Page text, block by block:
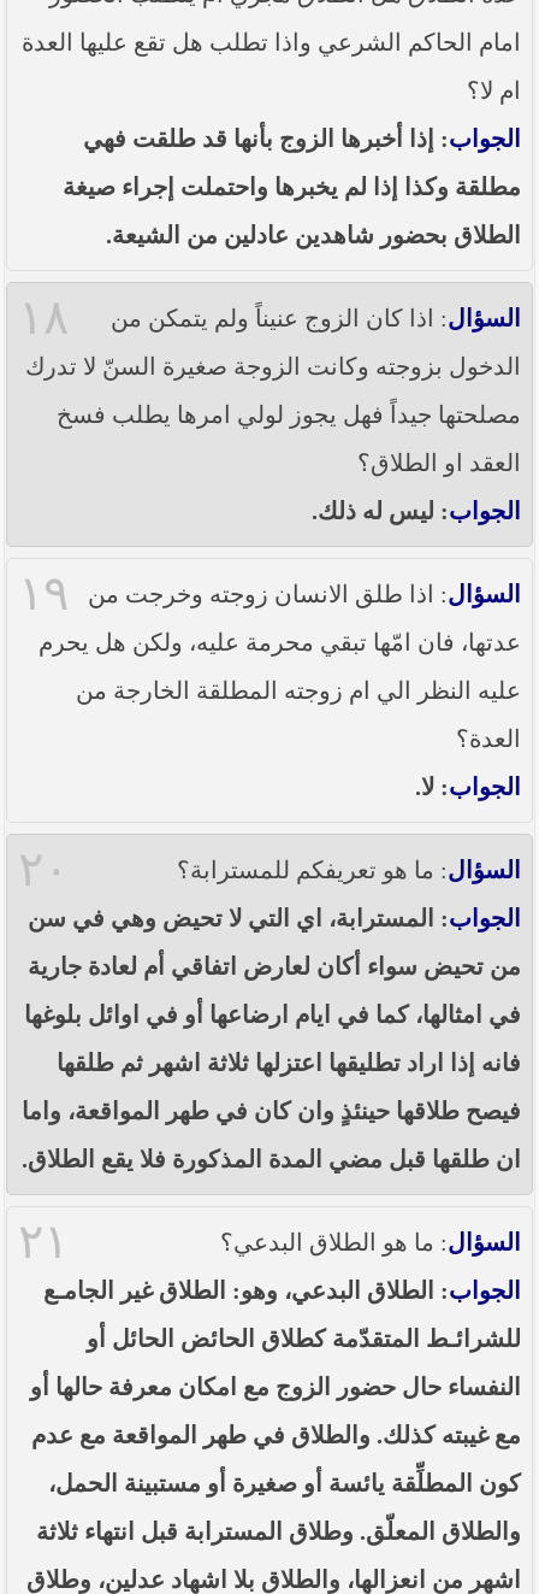
امام الحاكم الشرعي واذا تطلب هل تقع عليها العدة
ام لا؟
الجواب: إذا أخبرها الزوج بأنها قد طلقت فهي
مطلقة وكذا إذا لم يخبرها واحتملت إجراء صيغة
الطلاق بحضور شاهدين عادلين من الشيعة.
١٨ السؤال: اذا كان الزوج عنيناً ولم يتمكن من
الدخول بزوجته وكانت الزوجة صغيرة السنّ لا تدرك
مصلحتها جيداً فهل يجوز لولي امرها يطلب فسخ
العقد او الطلاق؟
الجواب: ليس له ذلك.
١٩ السؤال: اذا طلق الانسان زوجته وخرجت من
عدتها، فان امّها تبقي محرمة عليه، ولكن هل يحرم
عليه النظر الي ام زوجته المطلقة الخارجة من
العدة؟
الجواب: لا.
٢٠ السؤال: ما هو تعريفكم للمسترابة؟
الجواب: المسترابة، اي التي لا تحيض وهي في سن
من تحيض سواء أكان لعارض اتفاقي أم لعادة جارية
في امثالها، كما في ايام ارضاعها أو في اوائل بلوغها
فانه إذا اراد تطليقها اعتزلها ثلاثة اشهر ثم طلقها
فيصح طلاقها حينئذٍ وان كان في طهر المواقعة، واما
ان طلقها قبل مضي المدة المذكورة فلا يقع الطلاق.
٢١ السؤال: ما هو الطلاق البدعي؟
الجواب: الطلاق البدعي، وهو: الطلاق غير الجامـع
للشرائـط المتقدّمة كطلاق الحائض الحائل أو
النفساء حال حضور الزوج مع امكان معرفة حالها أو
مع غيبته كذلك. والطلاق في طهر المواقعة مع عدم
كون المطلِّقة يائسة أو صغيرة أو مستبينة الحمل،
والطلاق المعلّق. وطلاق المسترابة قبل انتهاء ثلاثة
اشهر من انعزالها، والطلاق بلا اشهاد عدلين، وطلاق